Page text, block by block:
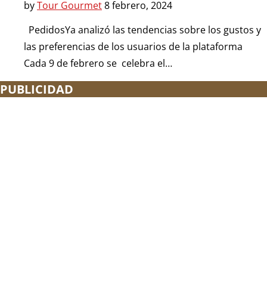
byTour Gourmet8 febrero, 2024
PedidosYa analizó las tendencias sobre los gustos y
las preferencias de los usuarios de la plataforma
Cada 9 de febrero se celebra el…
PUBLICIDAD